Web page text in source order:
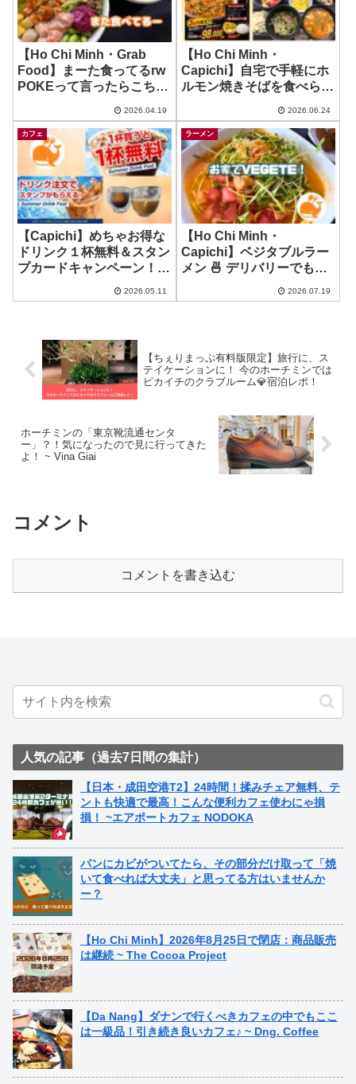
【Ho Chi Minh・Grab
Food】まーた食ってるrw
POKEって言ったらこちら
2026.04.19
【Ho Chi Minh・
Capichi】自宅で手軽にホ
ルモン焼きそばを食べられ
村屋
2026.06.24
カフェ
【Capichi】めちゃお得な
ドリンク１杯無料＆スタン
プカードキャンペーン！ ~
2026.05.11
ラーメン
【Ho Chi Minh・
Capichi】ベジタブルラー
メン 🍜 デリバリーでも美
2026.07.19
【ちぇりまっぷ有料版限定】旅行に、ス
テイケーションに！ 今のホーチミンでは
ピカイチのクラブルーム💎宿泊レポ！
ホーチミンの「東京靴流通センタ
ー」？！気になったので見に行ってきた
よ！ ~ Vina Giai
コメント
コメントを書き込む
人気の記事（過去7日間の集計）
【日本・成田空港T2】24時間！揉みチェア無料、テ
ントも快適で最高！こんな便利カフェ使わにゃ損
損！ ~エアポートカフェ NODOKA
パンにカビがついてたら、その部分だけ取って「焼
いて食べれば大丈夫」と思ってる方はいませんか
ー？
【Ho Chi Minh】2026年8月25日で閉店：商品販売
は継続 ~ The Cocoa Project
【Da Nang】ダナンで行くべきカフェの中でもここ
は一級品！引き続き良いカフェ♪ ~ Dng. Coffee